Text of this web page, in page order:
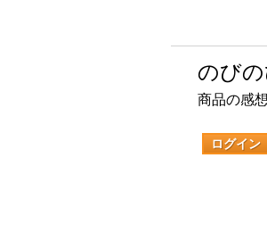
のび
商品の感
ログイン